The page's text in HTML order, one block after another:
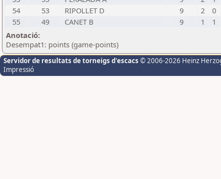
54
53 RIPOLLET D 9 2
0
55
49 CANET B 9 1
1
Anotació:
Desempat1: points (game-points)
Servidor de resultats de torneigs d'escacs © 2006-2026 Heinz
Impressió